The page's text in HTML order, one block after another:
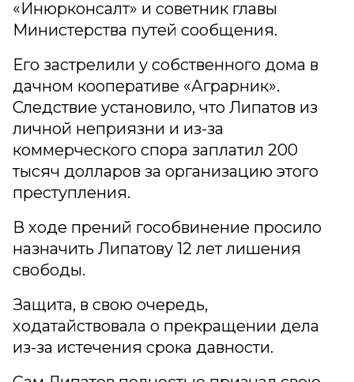
«Инюрконсалт» и советник главы
Министерства путей сообщения.
Его застрелили у собственного дома в
дачном кооперативе «Аграрник».
Следствие установило, что Липатов из
личной неприязни и из-за
коммерческого спора заплатил 200
тысяч долларов за организацию этого
преступления.
В ходе прений гособвинение просило
назначить Липатову 12 лет лишения
свободы.
Защита, в свою очередь,
ходатайствовала о прекращении дела
из-за истечения срока давности.